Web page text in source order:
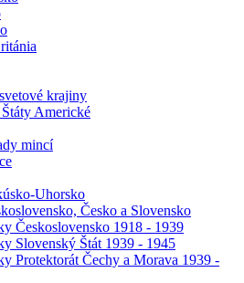
krajiny
Štáty Americké
mincí
Uhorsko
Česko a Slovensko
Československo 1918 - 1939
Slovenský Štát 1939 - 1945
Protektorát Čechy a Morava 1939 -